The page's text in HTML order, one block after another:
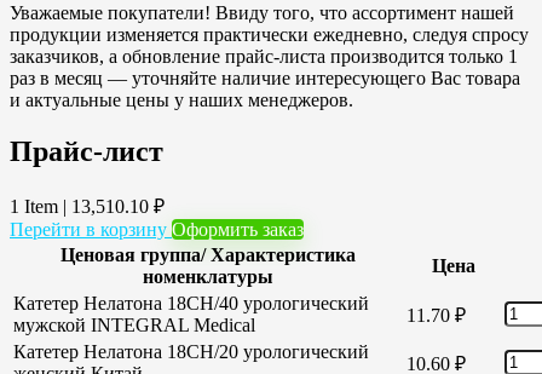
Уважаемые покупатели! Ввиду того, что ассортимент нашей
продукции изменяется практически ежедневно, следуя спросу
заказчиков, а обновление прайс-листа производится только 1
раз в месяц — уточняйте наличие интересующего Вас товара
и актуальные цены у наших менеджеров.
Прайс-лист
1 Item | 13,510.10 ₽
Перейти в корзину Оформить заказ
Ценовая группа/ Характеристика
номенклатуры
Цена
Катетер Нелатона 18CH/40 урологический
мужской INTEGRAL Medical
11.70 ₽
Катетер Нелатона 18CH/20 урологический
10.60 ₽